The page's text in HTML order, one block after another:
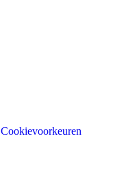
Cookievoorkeuren